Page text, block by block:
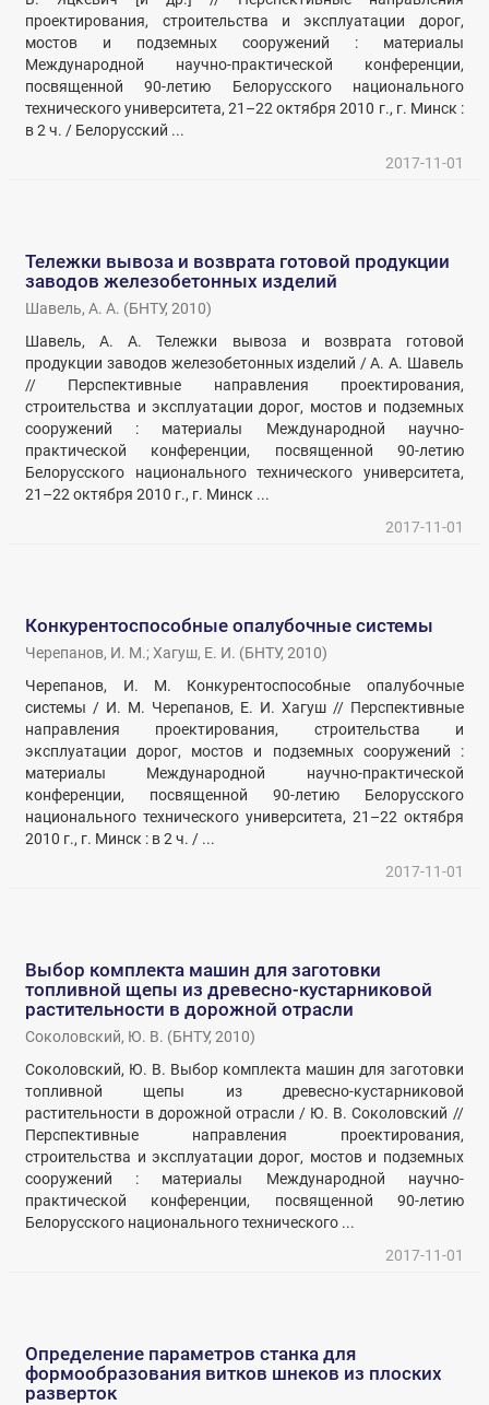
проектирования, строительства и эксплуатации дорог,
мостов и подземных сооружений : материалы
Международной научно-практической конференции,
посвященной 90-летию Белорусского национального
технического университета, 21–22 октября 2010 г., г. Минск :
в 2 ч. / Белорусский ...
2017-11-01
Тележки вывоза и возврата готовой продукции
заводов железобетонных изделий
Шавель, А. А. (БНТУ,2010)
Шавель, А. А. Тележки вывоза и возврата готовой
продукции заводов железобетонных изделий / А. А. Шавель
// Перспективные направления проектирования,
строительства и эксплуатации дорог, мостов и подземных
сооружений : материалы Международной научно-
практической конференции, посвященной 90-летию
Белорусского национального технического университета,
21–22 октября 2010 г., г. Минск ...
2017-11-01
Конкурентоспособные опалубочные системы
Черепанов, И. М.;Хагуш, Е. И. (БНТУ,2010)
Черепанов, И. М. Конкурентоспособные опалубочные
системы / И. М. Черепанов, Е. И. Хагуш // Перспективные
направления проектирования, строительства и
эксплуатации дорог, мостов и подземных сооружений :
материалы Международной научно-практической
конференции, посвященной 90-летию Белорусского
национального технического университета, 21–22 октября
2010 г., г. Минск : в 2 ч. / ...
2017-11-01
Выбор комплекта машин для заготовки
топливной щепы из древесно-кустарниковой
растительности в дорожной отрасли
Соколовский, Ю. В. (БНТУ,2010)
Соколовский, Ю. В. Выбор комплекта машин для заготовки
топливной щепы из древесно-кустарниковой
растительности в дорожной отрасли / Ю. В. Соколовский //
Перспективные направления проектирования,
строительства и эксплуатации дорог, мостов и подземных
сооружений : материалы Международной научно-
практической конференции, посвященной 90-летию
Белорусского национального технического ...
2017-11-01
Определение параметров станка для
формообразования витков шнеков из плоских
разверток